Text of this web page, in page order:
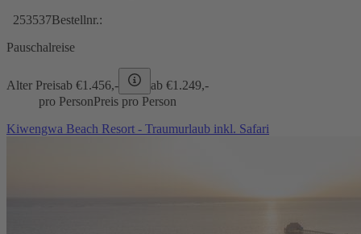
253537Bestellnr.:
Pauschalreise
Alter Preisab €1.456,- ab €1.249,-
pro PersonPreis pro Person
Kiwengwa Beach Resort - Traumurlaub inkl. Safari